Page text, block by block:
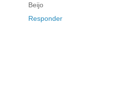
Beijo
Responder